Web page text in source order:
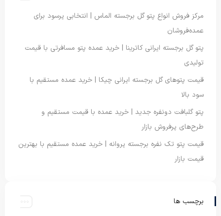
مرکز فروش انواع پتو گل برجسته الماس | انتخابی پرسود برای
عمده‌فروشان
پتو گل برجسته ایرانی کاترینا | خرید عمده پتو مسافرتی با قیمت
تولیدی
قیمت پتوهای گل برجسته ایرانی چیکا | خرید عمده مستقیم با
سود بالا
پتو گلبافت دونفره جدید | خرید عمده با قیمت مستقیم و
طرح‌های پرفروش بازار
قیمت پتو تک نفره برجسته پروانه | خرید عمده مستقیم با بهترین
قیمت بازار
برچسب ها